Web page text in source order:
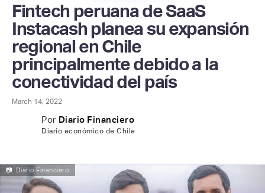
Fintech peruana de SaaS
Instacash planea su expansión
regional en Chile
principalmente debido a la
conectividad del país
March 14, 2022
Por Diario Financiero
Diario económico de Chile
📷 Diario Financiero